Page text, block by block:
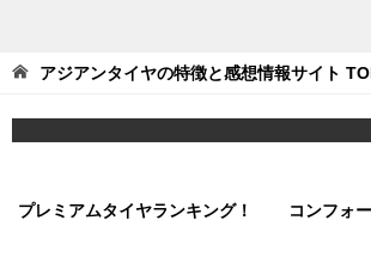
アジアンタイヤの特徴と感想情報サイト
プレミアムタイヤランキング！ コンフォ